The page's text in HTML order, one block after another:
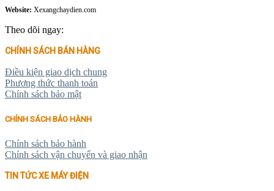
Website: Xexangchaydien.com
Theo dõi ngay:
CHÍNH SÁCH BÁN HÀNG
Điều kiện giao dịch chung
Phương thức thanh toán
Chính sách bảo mật
CHÍNH SÁCH BẢO HÀNH
Chính sách bảo hành
Chính sách vận chuyển và giao nhận
TIN TỨC XE MÁY ĐIỆN